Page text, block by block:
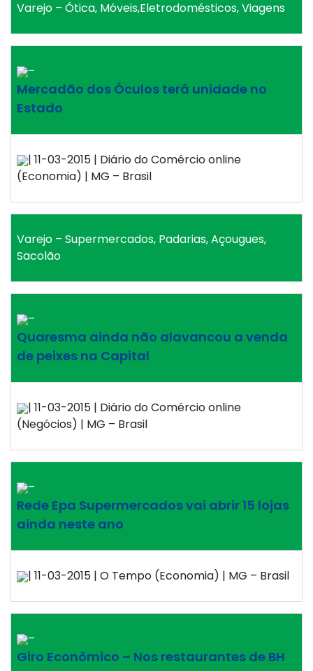
Varejo – Ótica, Móveis,Eletrodomésticos, Viagens
–
Mercadão dos Óculos terá unidade no
Estado
| 11-03-2015 | Diário do Comércio online
(Economia) | MG – Brasil
Varejo – Supermercados, Padarias, Açougues,
Sacolão
–
Quaresma ainda não alavancou a venda
de peixes na Capital
| 11-03-2015 | Diário do Comércio online
(Negócios) | MG – Brasil
–
Rede Epa Supermercados vai abrir 15 lojas
ainda neste ano
| 11-03-2015 | O Tempo (Economia) | MG – Brasil
–
Giro Econômico – Nos restaurantes de BH